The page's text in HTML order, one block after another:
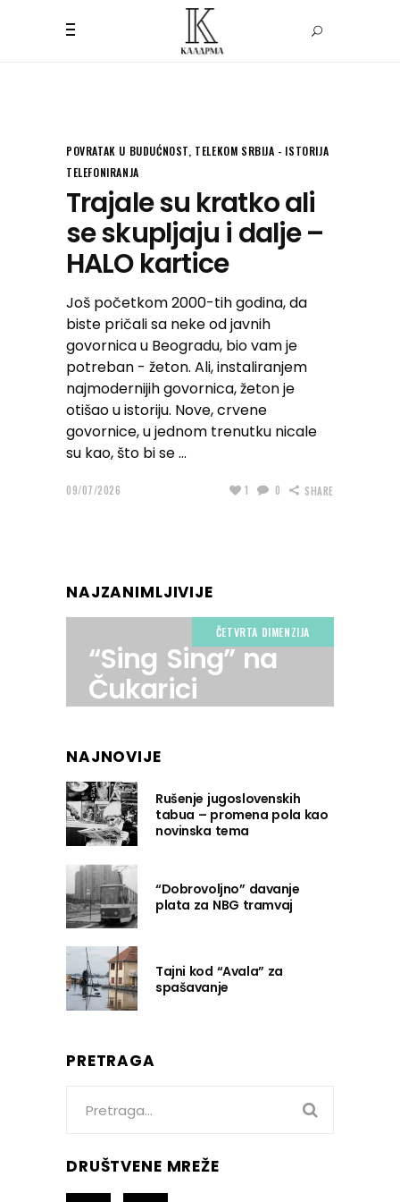
POVRATAK U BUDUĆNOST, TELEKOM SRBIJA - ISTORIJA
TELEFONIRANJA
Trajale su kratko ali
se skupljaju i dalje –
HALO kartice
Još početkom 2000-tih godina, da
biste pričali sa neke od javnih
govornica u Beogradu, bio vam je
potreban - žeton. Ali, instaliranjem
najmodernijih govornica, žeton je
otišao u istoriju. Nove, crvene
govornice, u jednom trenutku nicale
su kao, što bi se
09/07/2026 1 0 SHARE
NAJZANIMLJIVIJE
ČETVRTA DIMENZIJA
“Sing Sing” na
Čukarici
NAJNOVIJE
Rušenje jugoslovenskih
tabua – promena pola kao
novinska tema
“Dobrovoljno” davanje
plata za NBG tramvaj
Tajni kod “Avala” za
spašavanje
PRETRAGA
DRUŠTVENE MREŽE